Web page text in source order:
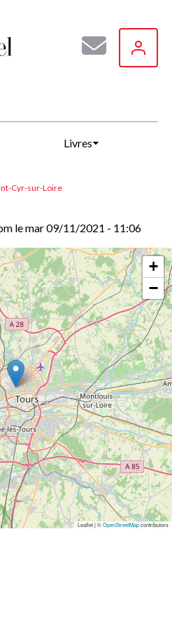
Livres
Cyr-sur-Loire
lemar 09/11/2021 - 11:06
+
−
Leaflet | ©OpenStreetMapcontributors